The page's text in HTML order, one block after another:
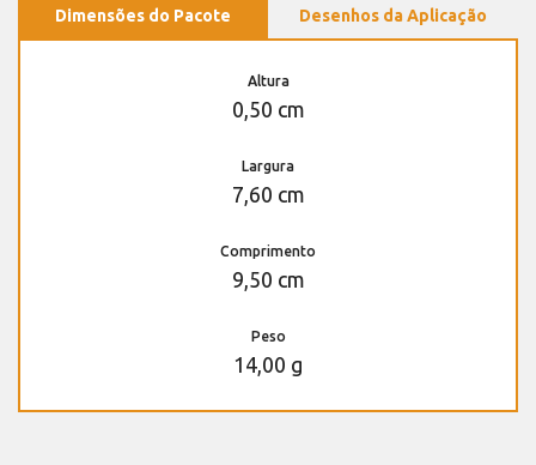
Dimensões do Pacote Desenhos da Aplicação
Altura
0,50 cm
Largura
7,60 cm
Comprimento
9,50 cm
Peso
14,00 g